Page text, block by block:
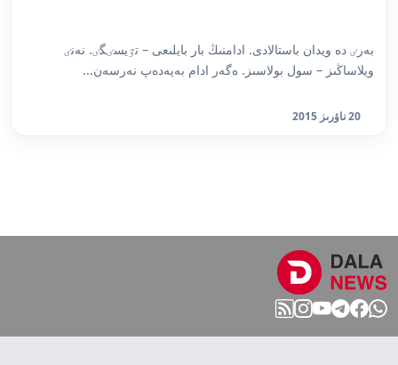
بەرٸ دە ويدان باستالادى. ادامنىڭ بار بايلىعى – تٷيسٸگٸ. نەنٸ
ويلاساڭىز – سول بولاسىز. ەگەر ادام بەيەدەپ نەرسەن...
20 ناۋرىز 2015